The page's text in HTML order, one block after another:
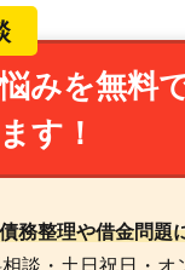
みを無料
す！
債務整理や借金問題
談・土日祝日・